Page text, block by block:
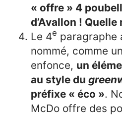
« offre » 4
d’Avallon !
Le 4e paragraphe
nommé, comme
enfonce, un
au style du
préfixe « éco ».
McDo offre des